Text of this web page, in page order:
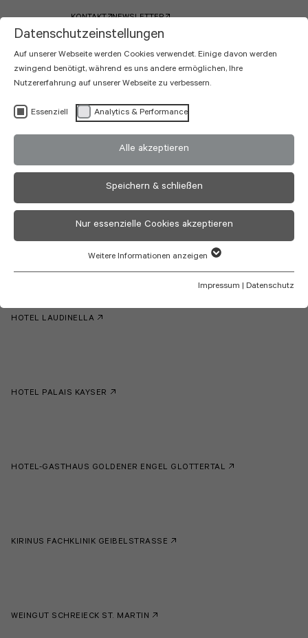
KONTAKT NEWSLETTER
Projekte
All
Hotel & Gastronomie
Objekteinrichtung
HOTEL LAUDINELLA
HOTEL PALAIS KAYSER
HOTEL-GASTHAUS GOLDENER ENGEL GLOTTERTAL
KIRINUS FACHKLINIK GEIBELSTRASSE
WEINGUT SCHREIECK ST. MARTIN
Datenschutzeinstellungen
Auf unserer Webseite werden Cookies verwendet. Einige davon werden
zwingend benötigt, während es uns andere ermöglichen, Ihre
Nutzererfahrung auf unserer Webseite zu verbessern.
Essenziell Analytics & Performance
Alle akzeptieren
Speichern & schließen
Nur essenzielle Cookies akzeptieren
Weitere Informationen anzeigen
Impressum | Datenschutz